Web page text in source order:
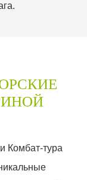
Комбат-тура